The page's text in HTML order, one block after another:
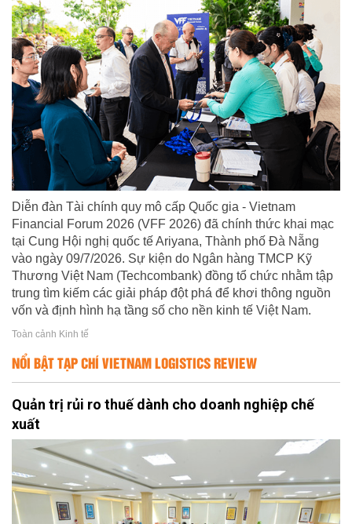
Diễn đàn Tài chính quy mô cấp Quốc gia - Vietnam
Financial Forum 2026 (VFF 2026) đã chính thức khai mạc
tại Cung Hội nghị quốc tế Ariyana, Thành phố Đà Nẵng
vào ngày 09/7/2026. Sự kiện do Ngân hàng TMCP Kỹ
Thương Việt Nam (Techcombank) đồng tổ chức nhằm tập
trung tìm kiếm các giải pháp đột phá để khơi thông nguồn
vốn và định hình hạ tầng số cho nền kinh tế Việt Nam.
Toàn cảnh Kinh tế
NỔI BẬT TẠP CHÍ VIETNAM LOGISTICS REVIEW
Quản trị rủi ro thuế dành cho doanh nghiệp chế
xuất